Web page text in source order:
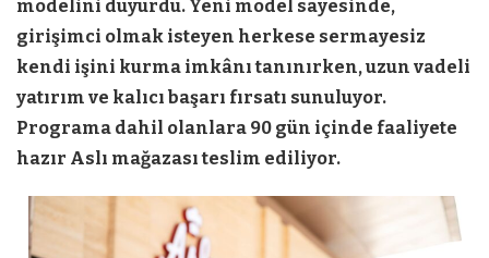
modelini duyurdu. Yeni model sayesinde,
girişimci olmak isteyen herkese sermayesiz
kendi işini kurma imkânı tanınırken, uzun vadeli
yatırım ve kalıcı başarı fırsatı sunuluyor.
Programa dahil olanlara 90 gün içinde faaliyete
hazır Aslı mağazası teslim ediliyor.